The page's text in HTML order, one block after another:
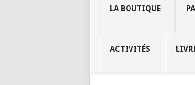
LA BOUTIQUE
ACTIVITÉS